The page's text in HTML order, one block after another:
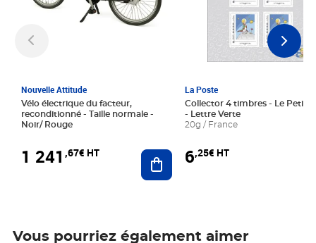
Nouvelle Attitude
Vélo électrique du facteur,
reconditionné - Taille normale -
Noir/ Rouge
1 241 ,67€ HT Ajouter au panier
La Poste
Collector 4 timbres - Le Petit
- Lettre Verte
20g / France
6,25€ HT
Vous pourriez également aimer